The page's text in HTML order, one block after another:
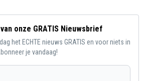
onze GRATIS Nieuwsbrief
dag het ECHTE nieuws GRATIS en voor niets in
je vandaag!